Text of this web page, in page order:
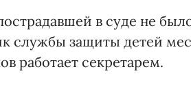
в суде не
службы защиты детей
работает секретарем.